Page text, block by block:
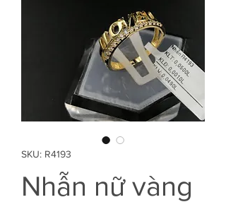
SKU: R4193
Nhẫn nữ vàng